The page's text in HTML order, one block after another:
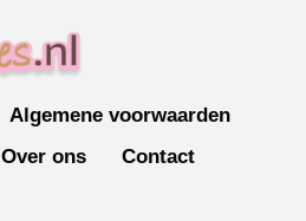
Algemene voorwaarden
Over ons Contact